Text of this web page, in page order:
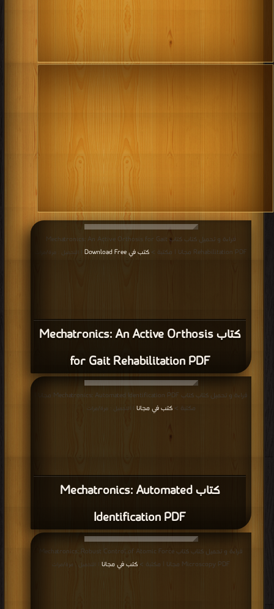
كتاب Mechatronics: An Active Orthosis
for Gait Rehabilitation PDF
قراءة و تحميل كتاب كتاب Mechatronics: An Active Orthosis for Gait
Rehabilitation PDF مجانا | مكتبة >
كتب في Download Free | التحميل : مرة/مرات
كتاب Mechatronics: Automated
Identification PDF
قراءة و تحميل كتاب كتاب Mechatronics: Automated Identification PDF مجانا |
مكتبة >كتب في مجانا | التحميل : مرة/مرات
قراءة و تحميل كتاب كتاب Mechatronics: Robust Control of Atomic Force
Microscopy PDF مجانا | مكتبة >
كتب في مجانا | التحميل : مرة/مرات